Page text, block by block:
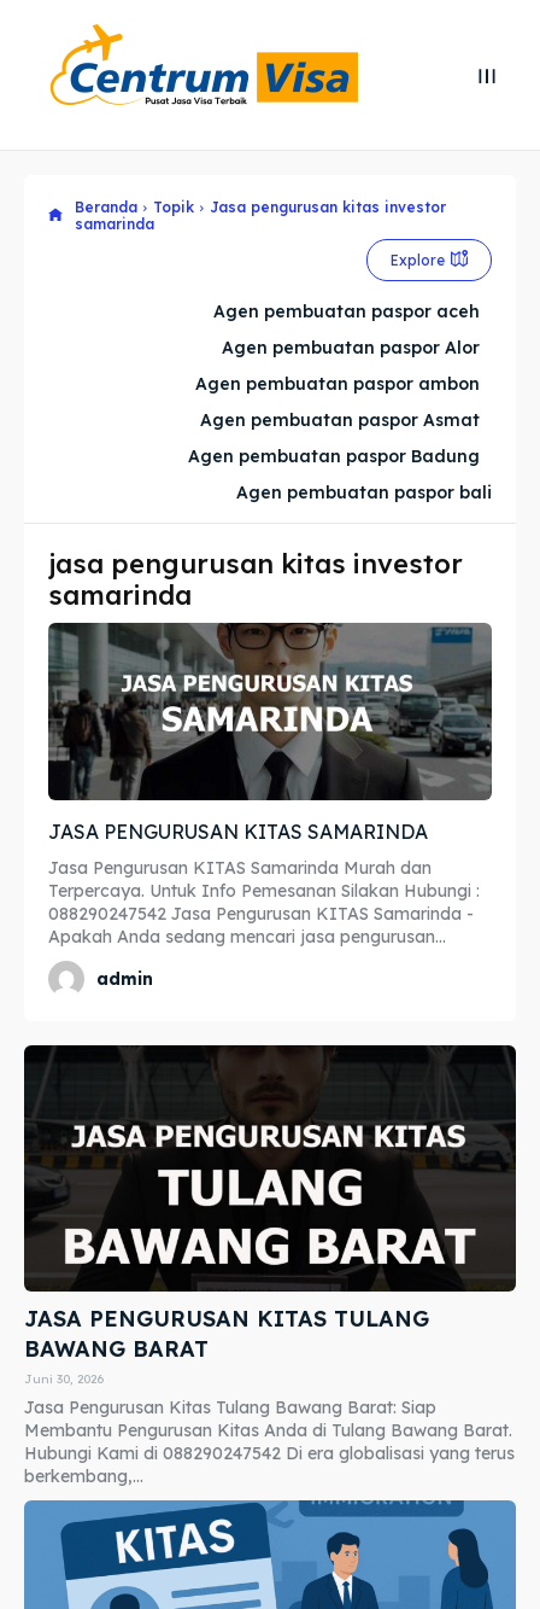
Explore our destinations
Imta
Legalisir
Apostille
Penerjemah
Asuransi
Explore our destinations
Imta
Legalisir
Apostille
Penerjemah
Asuransi
Beranda Topik
Jasa pengurusan kitas investor
samarinda
Explore
Agen pembuatan paspor aceh
Agen pembuatan paspor Alor
Agen pembuatan paspor ambon
Agen pembuatan paspor Asmat
Agen pembuatan paspor Badung
Agen pembuatan paspor bali
jasa pengurusan kitas investor
samarinda
JASA PENGURUSAN KITAS SAMARINDA
Jasa Pengurusan KITAS Samarinda Murah dan
Terpercaya. Untuk Info Pemesanan Silakan Hubungi :
088290247542 Jasa Pengurusan KITAS Samarinda -
Apakah Anda sedang mencari jasa pengurusan...
admin
JASA PENGURUSAN KITAS TULANG
BAWANG BARAT
Juni 30, 2026
Jasa Pengurusan Kitas Tulang Bawang Barat: Siap
Membantu Pengurusan Kitas Anda di Tulang Bawang Barat.
Hubungi Kami di 088290247542 Di era globalisasi yang terus
berkembang,...